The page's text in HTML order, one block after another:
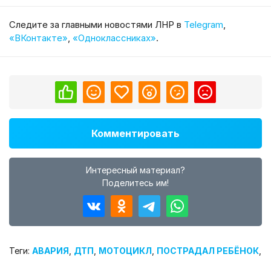
Cледите за главными новостями ЛНР в Telegram,
«ВКонтакте», «Одноклассниках».
Комментировать
Интересный материал?
Поделитесь им!
Теги: АВАРИЯ ДТП МОТОЦИКЛ ПОСТРАДАЛ РЕБЁНОК